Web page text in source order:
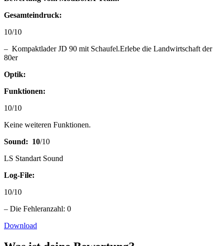
Gesamteindruck:
10/10
– Kompaktlader JD 90 mit Schaufel.Erlebe die Landwirtschaft der
80er
Optik:
Funktionen:
10/10
Keine weiteren Funktionen.
Sound: 10/10
LS Standart Sound
Log-File:
10/10
– Die Fehleranzahl: 0
Download